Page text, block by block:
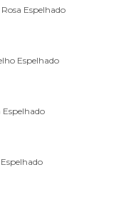
Espelhado
Espelhado
Espelhado